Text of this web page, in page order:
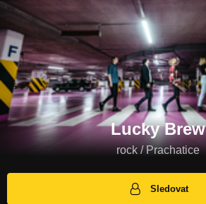
Lucky Brew
rock / Prachatice
Sledovat